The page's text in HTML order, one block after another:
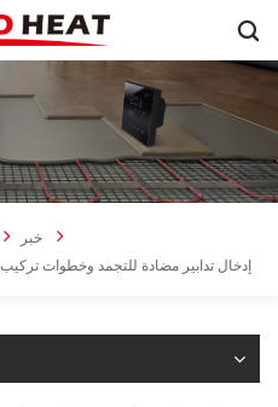
خبر
إدخال تدابير مضادة للتجمد وخطوات